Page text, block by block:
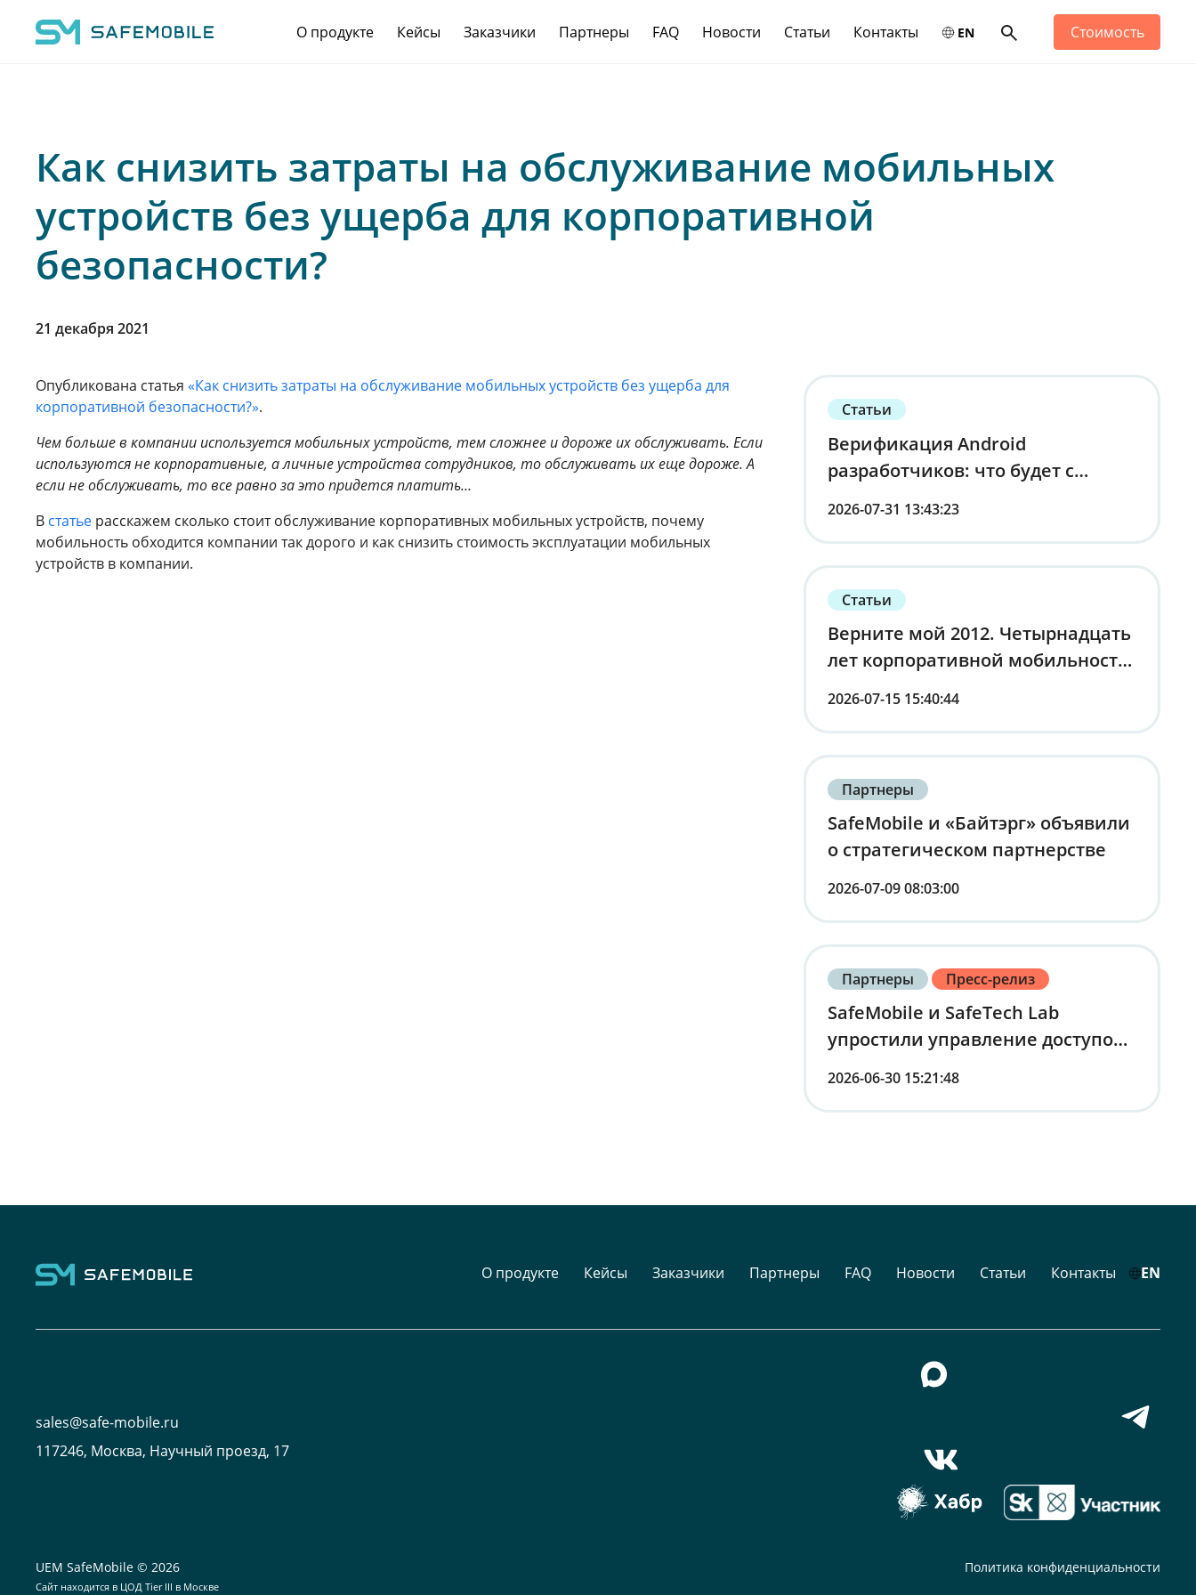
Main Navigation О продукте Кейсы Заказчики Партнеры FAQ Новости Статьи Контакты EN Стоимость
Как снизить затраты на обслуживание мобильных
устройств без ущерба для корпоративной
безопасности?
21 декабря 2021
Опубликована статья «Как снизить затраты на обслуживание мобильных устройств без ущерба для
корпоративной безопасности?».
Чем больше в компании используется мобильных устройств, тем сложнее и дороже их обслуживать. Если
используются не корпоративные, а личные устройства сотрудников, то обслуживать их еще дороже. А
если не обслуживать, то все равно за это придется платить…
В статье расскажем сколько стоит обслуживание корпоративных мобильных устройств, почему
мобильность обходится компании так дорого и как снизить стоимость эксплуатации мобильных
устройств в компании.
Статьи
Верификация Android
разработчиков: что будет с
2026-07-31 13:43:23
Статьи
Верните мой 2012. Четырнадцать
лет корпоративной мобильности
2026-07-15 15:40:44
Партнеры
SafeMobile и «Байтэрг» объявили
о стратегическом партнерстве
2026-07-09 08:03:00
Партнеры Пресс-релиз
SafeMobile и SafeTech Lab
упростили управление доступом
устройства
2026-06-30 15:21:48
О продукте Кейсы Заказчики Партнеры FAQ Новости Статьи Контакты EN
sales@safe-mobile.ru
117246, Москва, Научный проезд, 17
UEM SafeMobile © 2026
Сайт находится в ЦОД Tier III в Москве
Политика конфиденциальности